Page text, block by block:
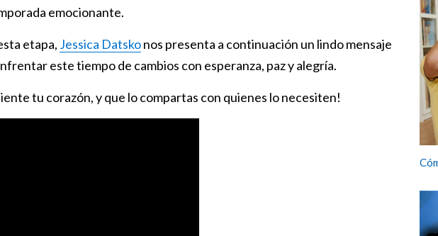
emocionante.
etapa, Jessica Datskonos presenta a continuación un lindo mensaje
este tiempo de cambios con esperanza, paz y alegría.
tu corazón, y que lo compartas con quienes lo necesiten!